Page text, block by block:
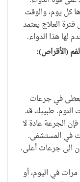
كل يوم، والوقت
العلاج يعتمد
لها هذا الدواء.
(الأقراص):
يوميا يعطى في جرعات
في وقت النوم. طبيبك قد
الجرعة عادة لا
إذا كنت في المستشفى.
الى جرعات أعلى.
مرات في اليوم، أو